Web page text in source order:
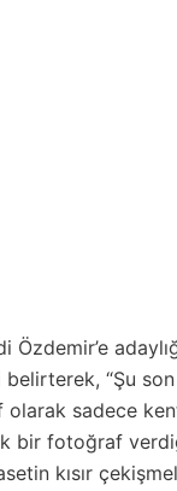
Özdemir’e
“Şu
olarak sadece
bir fotoğraf
kısır